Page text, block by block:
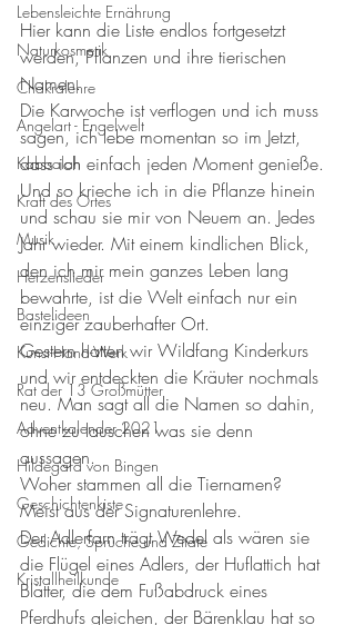
Lebensleichte Ernährung
Naturkosmetik
Chakralehre
Angelart - Engelwelt
Kabbalah
Kraft des Ortes
Musik
Herzenslieder
Bastelideen
Kunst-Hand-Werk
Rat der 13 Großmütter
Adventkalender 2021
Hildegard von Bingen
Geschichtenkiste
Gedichte, Sprüche und Zitate
Kristallheilkunde
Hier kann die Liste endlos fortgesetzt
werden, Pflanzen und ihre tierischen
Namen.
Die Karwoche ist verflogen und ich muss
sagen, ich lebe momentan so im Jetzt,
dass ich einfach jeden Moment genieße.
Und so krieche ich in die Pflanze hinein
und schau sie mir von Neuem an. Jedes
Jahr wieder. Mit einem kindlichen Blick,
den ich mir mein ganzes Leben lang
bewahrte, ist die Welt einfach nur ein
einziger zauberhafter Ort.
Gestern hatten wir Wildfang Kinderkurs
und wir entdeckten die Kräuter nochmals
neu. Man sagt all die Namen so dahin,
ohne zu lauschen was sie denn
aussagen.
Woher stammen all die Tiernamen?
Meist aus der Signaturenlehre.
Der Adlerfarn trägt Wedel als wären sie
die Flügel eines Adlers, der Huflattich hat
Blätter, die dem Fußabdruck eines
Pferdhufs gleichen, der Bärenklau hat so